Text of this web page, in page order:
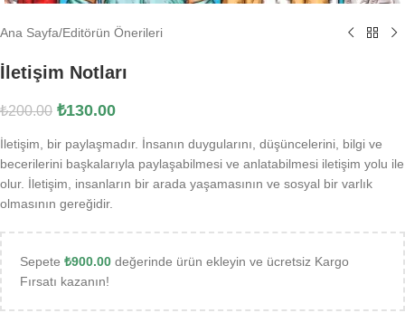
Ana Sayfa/Editörün Önerileri
İletişim Notları
₺200.00 ₺130.00
İletişim, bir paylaşmadır. İnsanın duygularını, düşüncelerini, bilgi ve
becerilerini başkalarıyla paylaşabilmesi ve anlatabilmesi iletişim yolu ile
olur. İletişim, insanların bir arada yaşamasının ve sosyal bir varlık
olmasının gereğidir.
Sepete ₺900.00 değerinde ürün ekleyin ve ücretsiz Kargo
Fırsatı kazanın!